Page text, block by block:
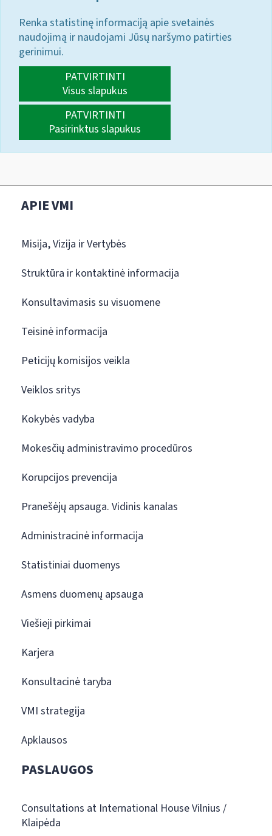
Renka statistinę informaciją apie svetainės
naudojimą ir naudojami Jūsų naršymo patirties
gerinimui.
PATVIRTINTI
Visus slapukus
PATVIRTINTI
Pasirinktus slapukus
APIE VMI
Misija, Vizija ir Vertybės
Struktūra ir kontaktinė informacija
Konsultavimasis su visuomene
Teisinė informacija
Peticijų komisijos veikla
Veiklos sritys
Kokybės vadyba
Mokesčių administravimo procedūros
Korupcijos prevencija
Pranešėjų apsauga. Vidinis kanalas
Administracinė informacija
Statistiniai duomenys
Asmens duomenų apsauga
Viešieji pirkimai
Karjera
Konsultacinė taryba
VMI strategija
Apklausos
PASLAUGOS
Consultations at International House Vilnius /
Klaipėda